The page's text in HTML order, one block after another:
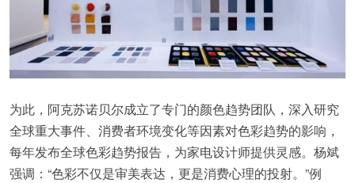
为此，阿克苏诺贝尔成立了专门的颜色趋势团队，深入研究
全球重大事件、消费者环境变化等因素对色彩趋势的影响，
每年发布全球色彩趋势报告，为家电设计师提供灵感。杨斌
强调：“色彩不仅是审美表达，更是消费心理的投射。”例